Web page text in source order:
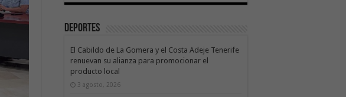
Deportes
El Cabildo de La Gomera y el Costa Adeje Tenerife
renuevan su alianza para promocionar el
producto local
3 agosto, 2026